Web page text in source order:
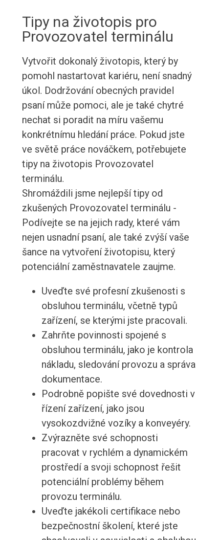
Tipy na životopis pro
Provozovatel terminálu
Vytvořit dokonalý životopis, který by
pomohl nastartovat kariéru, není snadný
úkol. Dodržování obecných pravidel
psaní může pomoci, ale je také chytré
nechat si poradit na míru vašemu
konkrétnímu hledání práce. Pokud jste
ve světě práce nováčkem, potřebujete
tipy na životopis Provozovatel
terminálu.
Shromáždili jsme nejlepší tipy od
zkušených Provozovatel terminálu -
Podívejte se na jejich rady, které vám
nejen usnadní psaní, ale také zvýší vaše
šance na vytvoření životopisu, který
potenciální zaměstnavatele zaujme.
Uveďte své profesní zkušenosti s
obsluhou terminálu, včetně typů
zařízení, se kterými jste pracovali.
Zahrňte povinnosti spojené s
obsluhou terminálu, jako je kontrola
nákladu, sledování provozu a správa
dokumentace.
Podrobně popište své dovednosti v
řízení zařízení, jako jsou
vysokozdvižné vozíky a konveyéry.
Zvýrazněte své schopnosti
pracovat v rychlém a dynamickém
prostředí a svoji schopnost řešit
potenciální problémy během
provozu terminálu.
Uveďte jakékoli certifikace nebo
bezpečnostní školení, které jste